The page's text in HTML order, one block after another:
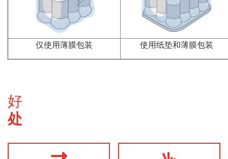
仅使用薄膜包装 使用纸垫和薄膜包装
好
处